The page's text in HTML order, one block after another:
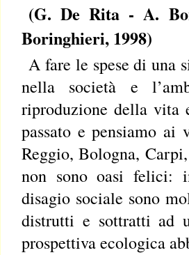
(G. De Rita - A.
Boringhieri, 1998)
A fare le spese di una
nella società e
riproduzione della vita
passato e pensiamo
Reggio, Bologna,
non sono oasi felici:
disagio sociale sono
distrutti e sottratti ad
prospettiva ecologica